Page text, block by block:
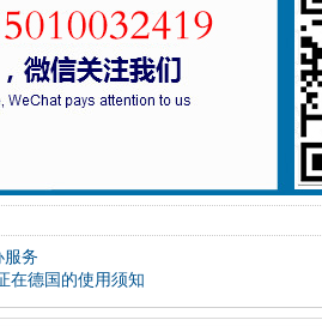
服务
在德国的使用须知